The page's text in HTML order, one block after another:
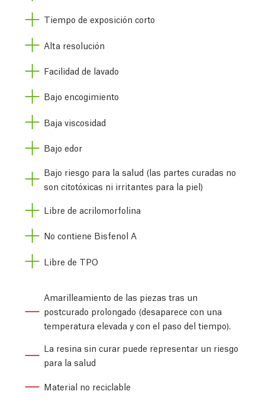
Tiempo de exposición corto
Alta resolución
Facilidad de lavado
Bajo encogimiento
Baja viscosidad
Bajo edor
Bajo riesgo para la salud (las partes curadas no
son citotóxicas ni irritantes para la piel)
Libre de acrilomorfolina
No contiene Bisfenol A
Libre de TPO
Amarilleamiento de las piezas tras un
postcurado prolongado (desaparece con una
temperatura elevada y con el paso del tiempo).
La resina sin curar puede representar un riesgo
para la salud
Material no reciclable